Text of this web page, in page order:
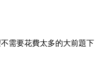
需要花費太多的大前題下